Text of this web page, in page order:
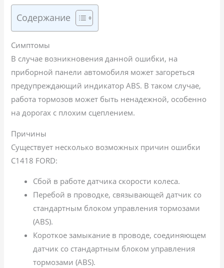
Содержание
Симптомы
В случае возникновения данной ошибки, на
приборной панели автомобиля может загореться
предупреждающий индикатор ABS. В таком случае,
работа тормозов может быть ненадежной, особенно
на дорогах с плохим сцеплением.
Причины
Существует несколько возможных причин ошибки
C1418 FORD:
Сбой в работе датчика скорости колеса.
Перебой в проводке, связывающей датчик со
стандартным блоком управления тормозами
(ABS).
Короткое замыкание в проводе, соединяющем
датчик со стандартным блоком управления
тормозами (ABS).